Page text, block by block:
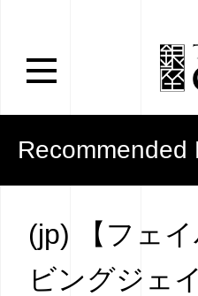
Recommended
(jp) 【フェ
ビングジ